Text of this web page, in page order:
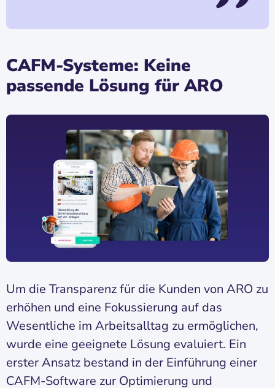
CAFM-Systeme: Keine
passende Lösung für ARO
Um die Transparenz für die Kunden von ARO zu
erhöhen und eine Fokussierung auf das
Wesentliche im Arbeitsalltag zu ermöglichen,
wurde eine geeignete Lösung evaluiert. Ein
erster Ansatz bestand in der Einführung einer
CAFM-Software zur Optimierung und